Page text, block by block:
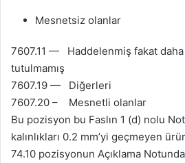
Mesnetsiz olanlar
7607.11 — Haddelenmiş fakat
tutulmamış
7607.19 — Diğerleri
7607.20 – Mesnetli olanlar
Bu pozisyon bu Faslın 1 (d) nolu
kalınlıkları 0.2 mm’yi geçmeyen
74.10 pozisyonun Açıklama